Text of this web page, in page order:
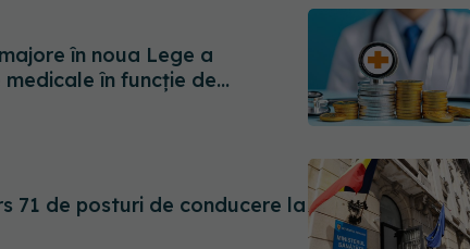
în noua Lege a
în funcție de
71 de posturi de conducere la